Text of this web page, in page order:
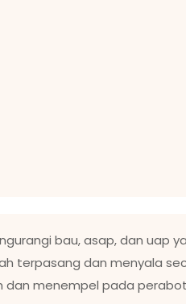
bau, asap, dan uap
terpasang dan menyala
dan menempel pada